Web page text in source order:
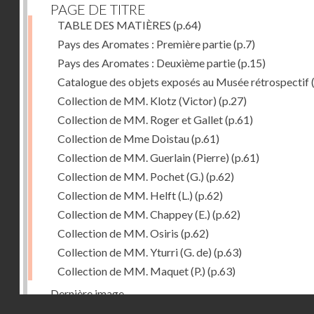
PAGE DE TITRE
TABLE DES MATIÈRES (p.64)
Pays des Aromates : Première partie(p.7)
Pays des Aromates : Deuxième partie(p.15)
Catalogue des objets exposés au Musée rétrospectif
Collection de MM. Klotz (Victor) (p.27)
Collection de MM. Roger et Gallet(p.61)
Collection de Mme Doistau(p.61)
Collection de MM. Guerlain (Pierre) (p.61)
Collection de MM. Pochet (G.) (p.62)
Collection de MM. Helft (L.) (p.62)
Collection de MM. Chappey (E.) (p.62)
Collection de MM. Osiris (p.62)
Collection de MM. Yturri (G. de) (p.63)
Collection de MM. Maquet (P.) (p.63)
Dernière image